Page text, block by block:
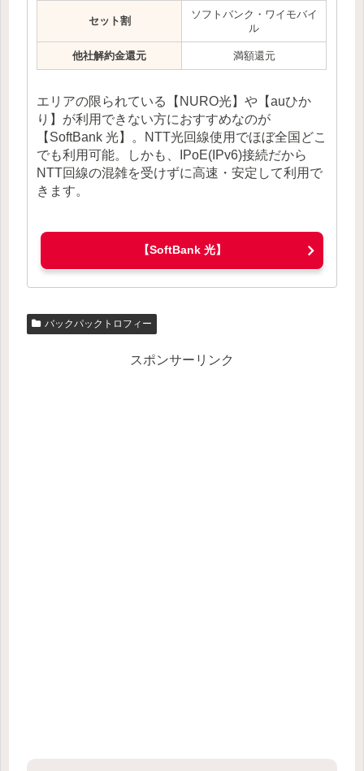
セット割
ソフトバンク・ワイモバイ
ル
他社解約金還元 満額還元
エリアの限られている【NURO光】や【auひか
り】が利用できない方におすすめなのが
【SoftBank 光】。NTT光回線使用でほぼ全国どこ
でも利用可能。しかも、IPoE(IPv6)接続だから
NTT回線の混雑を受けずに高速・安定して利用で
きます。
【SoftBank 光】
バックパックトロフィー
スポンサーリンク